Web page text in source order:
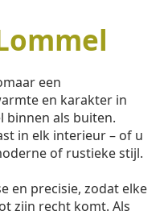
een
en karakter in
binnen als buiten.
in elk interieur – of u
of rustieke stijl.
en precisie, zodat elke
zijn recht komt. Als